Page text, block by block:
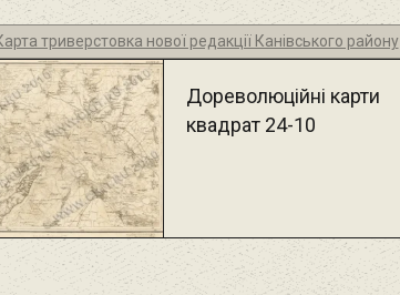
триверстовка нової редакції Канівського району
Дореволюційні карти
квадрат 24-10